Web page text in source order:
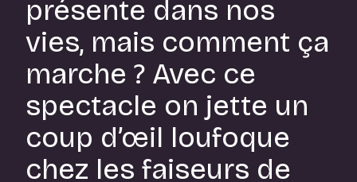
présente dans nos
vies, mais comment ça
marche ? Avec ce
spectacle on jette un
coup d’œil loufoque
chez les faiseurs de